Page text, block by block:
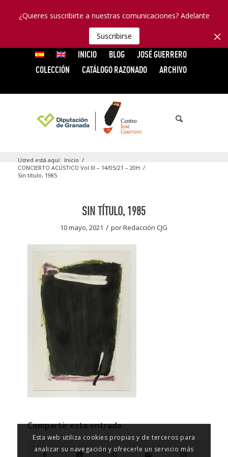
¿Quieres suscribirte a nuestras comunicaciones? Adelante
Suscribirse
INICIO BLOG
JOSÉ GUERRERO
COLECCIÓN
CATÁLOGO RAZONADO ARCHIVO
Usted está aquí: Inicio /
CONCIERTO ACÚSTICO Vol III – 14/05/21 – 20H /
Sin título, 1985
SIN TÍTULO, 1985
10 mayo, 2021 / porRedacción CJG
Compartir esta entrada
Esta web utiliza cookies propias y de terceros para
analizar su navegación y ofrecerle un servicio más